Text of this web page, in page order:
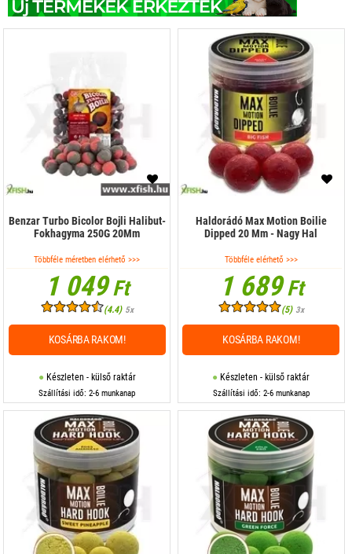
Benzar Turbo Bicolor Bojli Halibut-
Fokhagyma 250G 20Mm
Többféle méretben elérhető >>>
1 049Ft
(4.4) 5x
Készleten - külső raktár
Szállítási idő: 2-6 munkanap
KOSÁRBA RAKOM!
Haldorádó Max Motion Boilie
Dipped 20 Mm - Nagy Hal
Többféle elérhető >>>
1 689Ft
(5) 3x
Készleten - külső raktár
Szállítási idő: 2-6 munkanap
KOSÁRBA RAKOM!